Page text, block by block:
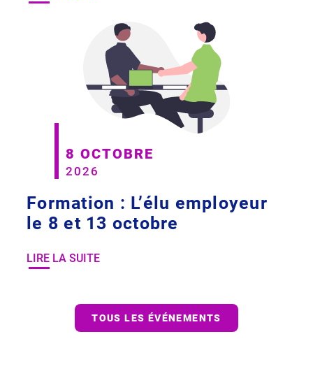
8 OCTOBRE
2026
Formation : L’élu employeur
le 8 et 13 octobre
LIRE LA SUITE
TOUS LES ÉVÉNEMENTS